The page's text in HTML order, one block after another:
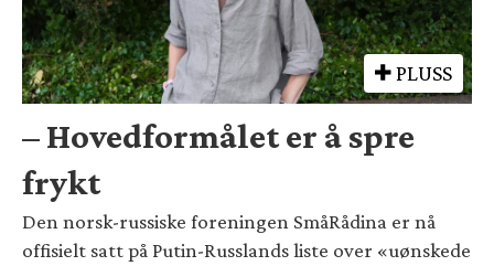
PLUSS
– Hovedformålet er å spre
frykt
Den norsk-russiske foreningen SmåRådina er nå
offisielt satt på Putin-Russlands liste over «uønskede